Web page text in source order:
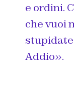
e ordini.
che vuoi
stupidate
Addio».